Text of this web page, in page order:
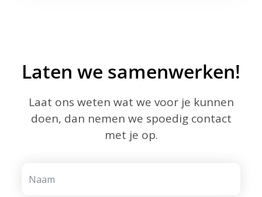
Laten we samenwerken!
Laat ons weten wat we voor je kunnen
doen, dan nemen we spoedig contact
met je op.